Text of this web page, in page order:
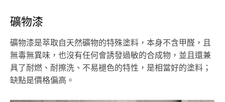
礦物漆
礦物漆是萃取自天然礦物的特殊塗料，本身不含甲醛，且
無毒無異味，也沒有任何會誘發過敏的合成物，並且還兼
具了耐燃、耐擦洗、不易褪色的特性，是相當好的塗料；
缺點是價格偏高。